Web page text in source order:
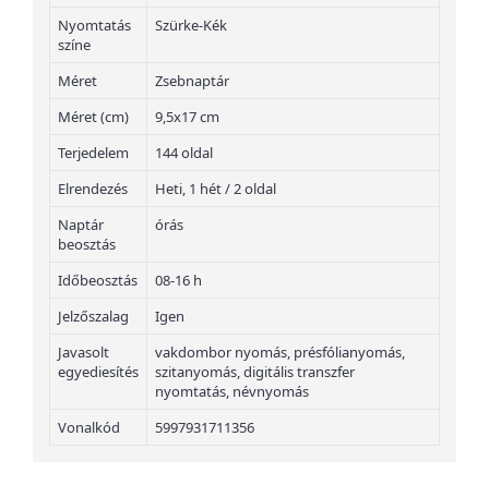
Nyomtatás
színe
Szürke-Kék
Méret
Zsebnaptár
Méret (cm)
9,5x17 cm
Terjedelem
144 oldal
Elrendezés
Heti, 1 hét / 2 oldal
Naptár
beosztás
órás
Időbeosztás
08-16 h
Jelzőszalag
Igen
Javasolt
egyediesítés
vakdombor nyomás, présfólianyomás,
szitanyomás, digitális transzfer
nyomtatás, névnyomás
Vonalkód
5997931711356